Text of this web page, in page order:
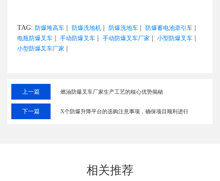
TAG: 防爆堆高车 防爆洗地机 防爆洗地车 防爆蓄电池牵引车
电瓶防爆叉车 手动防爆叉车 手动防爆叉车厂家 小型防爆叉车
小型防爆叉车厂家
上一篇 燃油防爆叉车厂家生产工艺的核心优势揭秘
下一篇 X个防爆升降平台的选购注意事项，确保项目顺利进行
相关推荐